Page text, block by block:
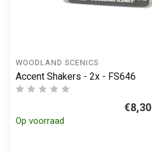
WOODLAND SCENICS
Accent Shakers - 2x - FS646
€8,30
Op voorraad